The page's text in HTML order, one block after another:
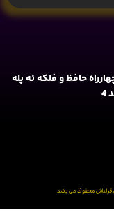
حافظ و فلکه نه پله
قزلباش محفوظ می باشد